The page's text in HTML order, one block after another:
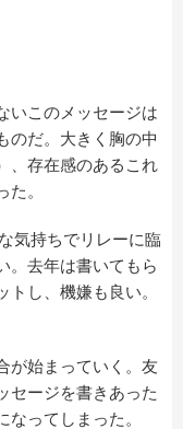
いこのメッセージは
のだ。大きく胸の中
、存在感のあるこれ
。
気持ちでリレーに臨
。去年は書いてもら
し、機嫌も良い。
が始まっていく。友
セージを書きあった
ってしまった。